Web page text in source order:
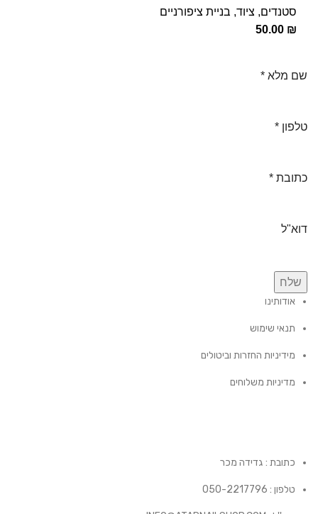
סטנדים, ציוד, בניית ציפורניים
50.00 ₪
שם מלא *
טלפון *
כתובת *
דוא"ל
שלח
אודותינו
תנאי שימוש
מידיניות החזרות וביטולים
מדיניות משלוחים
כתובת : גדידה מכר
טלפון : 050-2217796